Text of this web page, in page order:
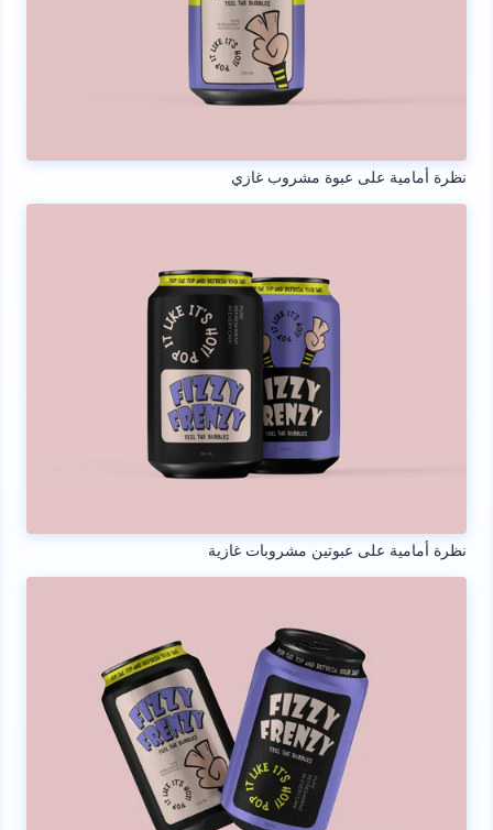
نظرة أمامية على عبوة مشروب غازي
نظرة أمامية على عبوتين مشروبات غازية